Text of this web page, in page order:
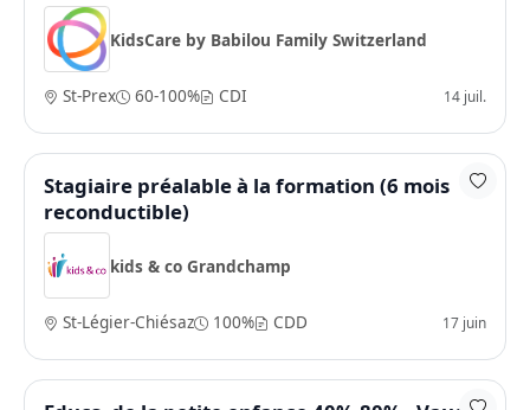
KidsCare by Babilou Family Switzerland
St-Prex 60-100% CDI 14 juil.
Stagiaire préalable à la formation (6 mois
reconductible)
kids & co Grandchamp
St-Légier-Chiésaz 100% CDD 17 juin